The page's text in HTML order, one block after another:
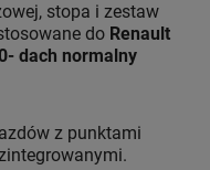
stopa i zestaw
do Renault
dach normalny
z punktami